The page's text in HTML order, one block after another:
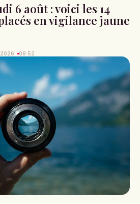
6 août : voici les 14
en vigilance jaune
09:52